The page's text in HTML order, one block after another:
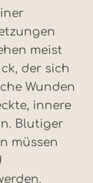
meist
der sich
Wunden
innere
Blutiger
müssen